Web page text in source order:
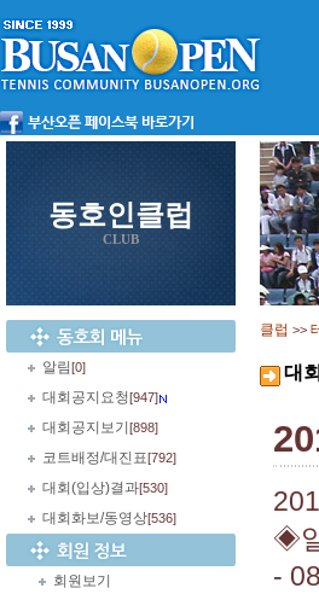
동호인클럽
CLUB
알림[0]
대회공지요청[947]
대회공지보기 [898]
코트배정/대진표[792]
대회(입상)결과[530]
대회화보/동영상[536]
회원보기
클럽 >>
대
◈
-